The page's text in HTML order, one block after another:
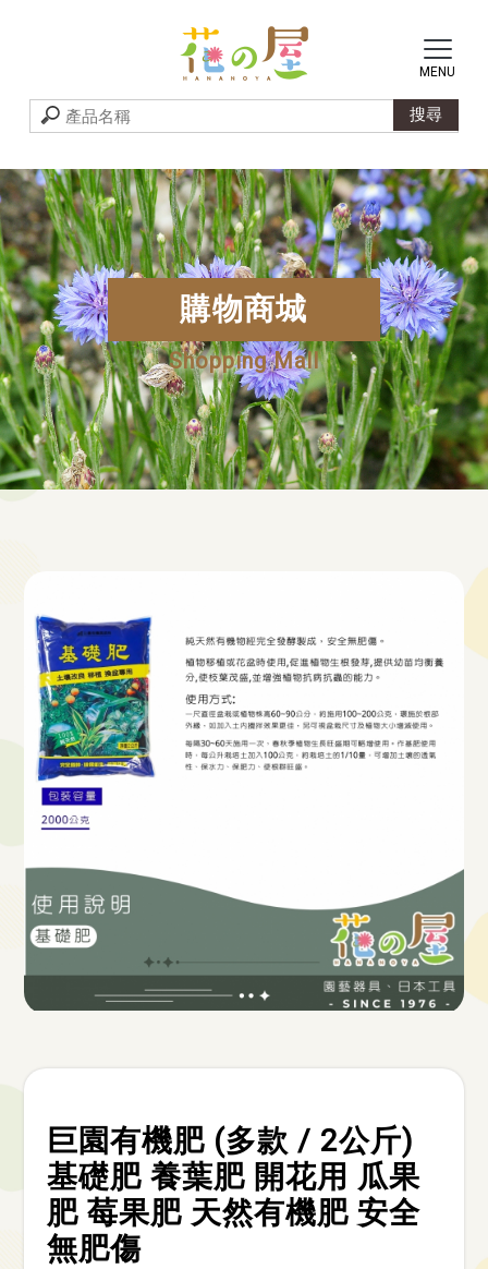
購物商城
Shopping Mall
巨園有機肥 (多款 / 2公斤)
基礎肥 養葉肥 開花用 瓜果
肥 莓果肥 天然有機肥 安全
無肥傷